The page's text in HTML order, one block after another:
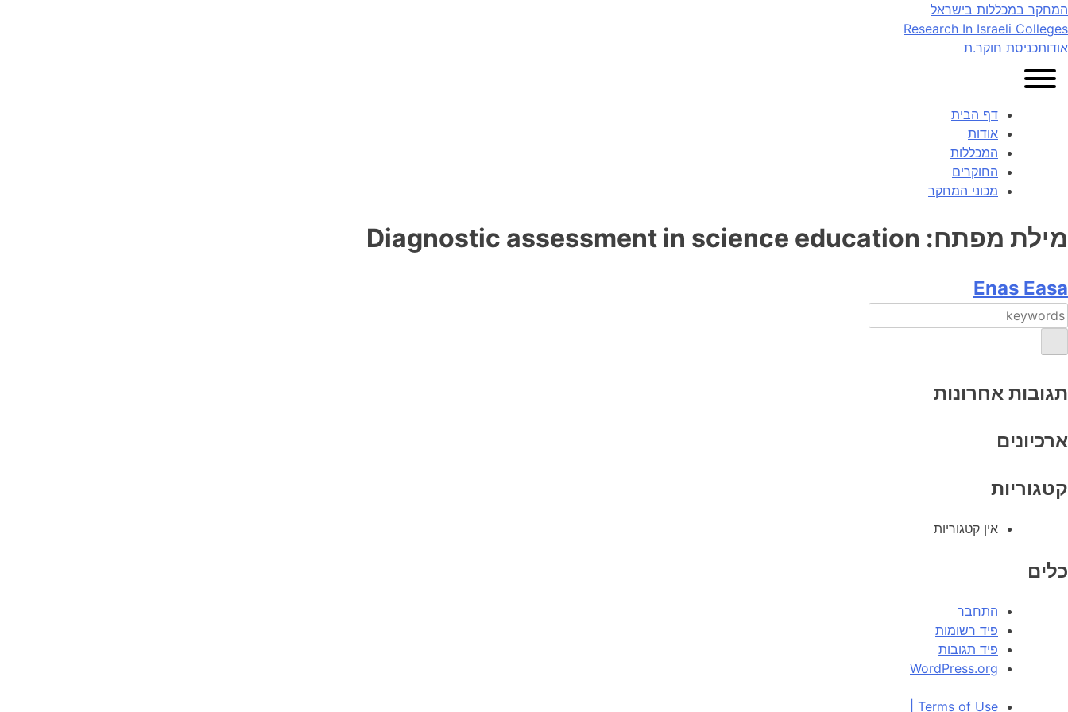
Skip
to
content
המחקר במכללות בישראל
Research In Israeli Colleges
אודותכניסת חוקר.ת
דף הבית
אודות
המכללות
החוקרים
מכוני המחקר
מילת מפתח: Diagnostic assessment in science education
Enas Easa
תגובות אחרונות
ארכיונים
קטגוריות
אין קטגוריות
כלים
התחבר
פיד רשומות
פיד תגובות
WordPress.org
Terms of Use